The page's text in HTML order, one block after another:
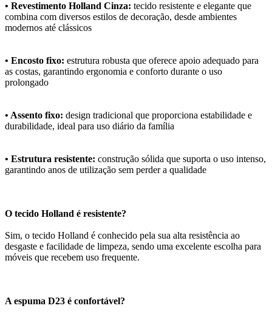
• Revestimento Holland Cinza: tecido resistente e elegante que
combina com diversos estilos de decoração, desde ambientes
modernos até clássicos
• Encosto fixo: estrutura robusta que oferece apoio adequado para
as costas, garantindo ergonomia e conforto durante o uso
prolongado
• Assento fixo: design tradicional que proporciona estabilidade e
durabilidade, ideal para uso diário da família
• Estrutura resistente: construção sólida que suporta o uso intenso,
garantindo anos de utilização sem perder a qualidade
O tecido Holland é resistente?
Sim, o tecido Holland é conhecido pela sua alta resistência ao
desgaste e facilidade de limpeza, sendo uma excelente escolha para
móveis que recebem uso frequente.
A espuma D23 é confortável?